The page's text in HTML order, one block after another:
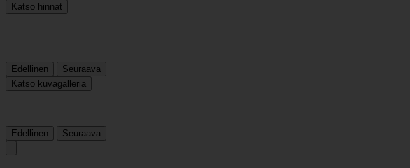
Katso hinnat
Edellinen
Seuraava
Katso kuvagalleria
Edellinen Seuraava